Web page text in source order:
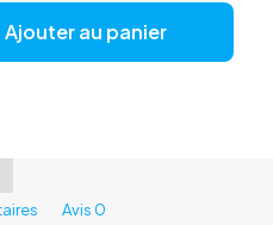
Ajouter au panier
Avis 0